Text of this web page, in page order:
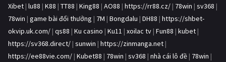
Xibet | lu88 | K88 | TT88 | King88 | AO88 | https://rr88.cz/ | 78win | sv368 |
78win | game bài đổi thưởng | 7M | Bongdalu | DH88 | https://shbet-
okvip.uk.com/ | qs88 | Ku casino | Ku11 | xoilac tv | Fun88 | kubet |
https://sv368.direct/ | sunwin | https://zinmanga.net |
https://ee88vie.com/ | Kubet88 | 78win | sv368 | nhà cái lô đề | 78win |